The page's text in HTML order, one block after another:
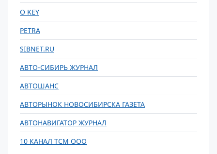
O KEY
PETRA
SIBNET.RU
АВТО-СИБИРЬ ЖУРНАЛ
АВТОШАНС
АВТОРЫНОК НОВОСИБИРСКА ГАЗЕТА
АВТОНАВИГАТОР ЖУРНАЛ
10 КАНАЛ ТСМ ООО